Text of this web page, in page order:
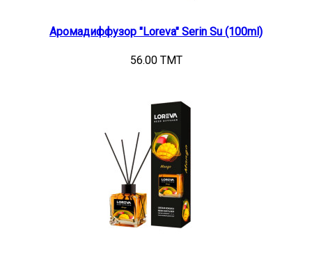
Аромадиффузор "Loreva" Serin Su (100ml)
56.00 TMT